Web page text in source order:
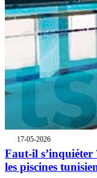
17-05-2026
Faut-il s’inquiéter
les piscines